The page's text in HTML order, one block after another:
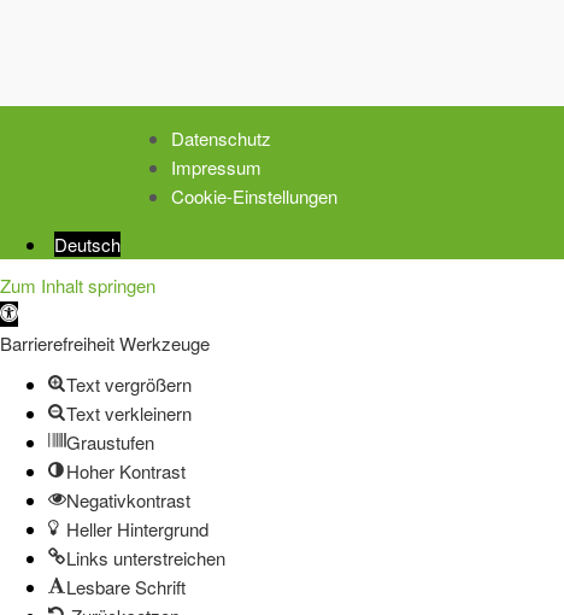
Datenschutz
Impressum
Cookie-Einstellungen
Deutsch
Zum Inhalt springen
Werkzeugleiste
öffnen
Barrierefreiheit Werkzeuge
Text vergrößern
Text verkleinern
Graustufen
Hoher Kontrast
Negativkontrast
Heller Hintergrund
Links unterstreichen
Lesbare Schrift